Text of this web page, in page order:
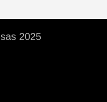
2025